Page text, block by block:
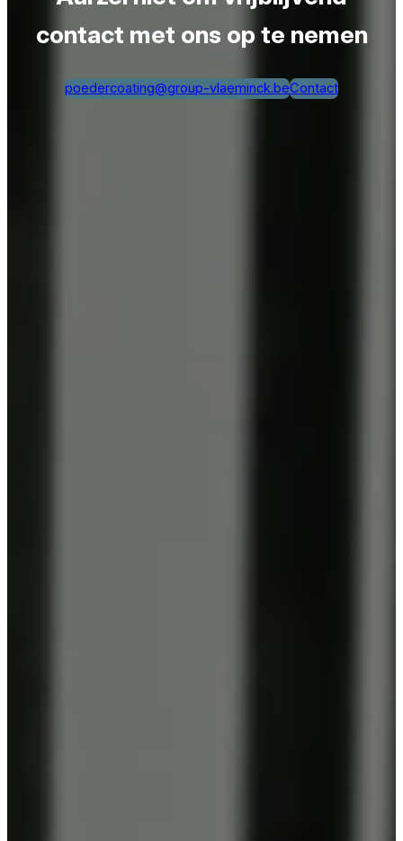
contact met ons op te nemen
poedercoating@group-vlaeminck.beContact